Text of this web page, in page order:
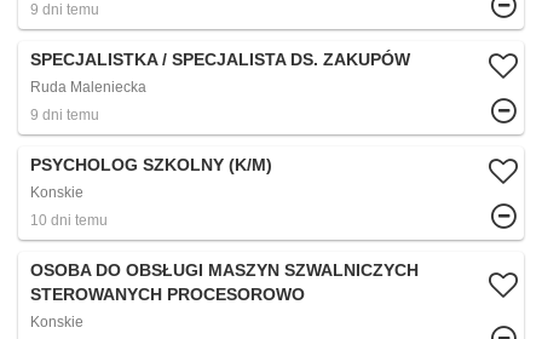
9 dni temu
SPECJALISTKA / SPECJALISTA DS. ZAKUPÓW
Ruda Maleniecka
9 dni temu
PSYCHOLOG SZKOLNY (K/M)
Konskie
10 dni temu
OSOBA DO OBSŁUGI MASZYN SZWALNICZYCH
STEROWANYCH PROCESOROWO
Konskie